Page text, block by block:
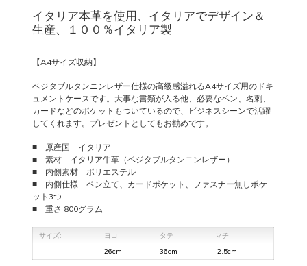
イタリア本革を使用、イタリアでデザイン＆
生産、１００％イタリア製
【A4サイズ収納】
ベジタブルタンニンレザー仕様の高級感溢れるA4サイズ用のドキ
ュメントケースです。大事な書類が入る他、必要なペン、名刺、
カードなどのポケットもついているので、ビジネスシーンで活躍
してくれます。プレゼントとしてもお勧めです。
■ 原産国 イタリア
■ 素材 イタリア牛革（ベジタブルタンニンレザー）
■ 内側素材 ポリエステル
■ 内側仕様 ペン立て、カードポケット、ファスナー無しポケ
ット3つ
■ 重さ 800グラム
サイズ: ヨコ タテ
マチ
26cm
36cm 2.5cm